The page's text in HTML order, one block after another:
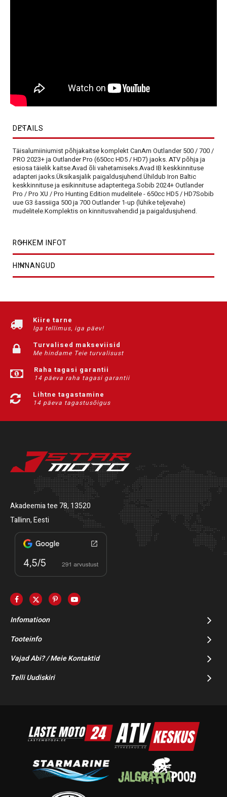
DETAILS
Täisalumiiniumist põhjakaitse komplekt CanAm Outlander 500 / 700 /
PRO 2023+ ja Outlander Pro (650cc HD5 / HD7) jaoks. ATV põhja ja
esiosa täielik kaitse.Avad õli vahetamiseks.Avad IB keskkinnituse
adapteri jaoks.Üksikasjalik paigaldusjuhend.Ühildub Iron Baltic
keskkinnituse ja esikinnituse adapteritega.Sobib 2024+ Outlander
Pro / Pro XU / Pro Hunting Edition mudelitele - 650cc HD5 / HD7Sobib
uue G3 šassiiga 500 ja 700 Outlander 1-up (lühike teljevahe)
mudelitele.Komplektis on kinnitusvahendid ja paigaldusjuhend.
ROHKEM INFOT
HINNANGUD
Kiire tarne
Iga tellimus, iga päev!
Turvalised makseviisid
Me hindame Teie turvalisust
Raha tagasi garantii
14 päeva raha tagasi garantii
Lihtne tagastamine
14 päeva tagastusõigus
Akadeemia tee 78, 13520
Tallinn, Eesti
Infomatioon
Tooteinfo
Vajad Abi? / Meie Kontaktid
Telli Uudiskiri